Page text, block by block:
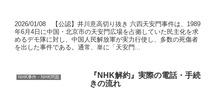
2026/01/08 【公認】井川意高切り抜き 六四天安門事件は、1989
年6月4日に中国・北京市の天安門広場を占拠していた民主化を求
めるデモ隊に対し、中国人民解放軍が実力行使し、多数の死傷者
を出した事件である。通常、単に「天安門...
NHK事件・NHK問題
『NHK解約』実際の電話・手続
きの流れ